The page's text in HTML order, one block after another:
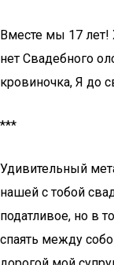
Вместе мы 17
нет Свадебного
кровиночка, Я до
***
Удивительный
нашей с тобой
податливое, но в
спаять между